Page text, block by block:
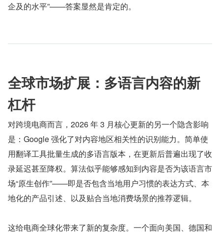
企及的水平”——答案显然是肯定的。
全球市场扩展：多语言内容的新
杠杆
对跨境电商而言，2026 年 3 月核心更新的另一个隐含影响
是：Google 强化了对内容地区相关性的识别能力。简单使
用翻译工具批量生成的多语言版本，在更新后普遍出现了收
录延迟甚至降权。算法似乎能够感知到内容是否为该语言市
场“原生创作”——即是否包含当地用户习惯的表达方式、本
地化的产品引述、以及贴合当地消费场景的推荐逻辑。
这给电商全球化带来了新的复杂度。一个面向美国、德国和